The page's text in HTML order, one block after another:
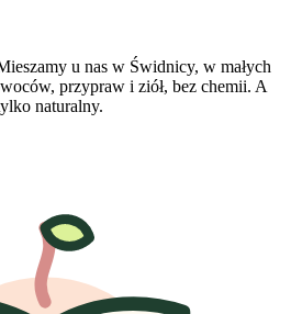
u nas w Świdnicy, w małych
przypraw i ziół, bez chemii. A
naturalny.